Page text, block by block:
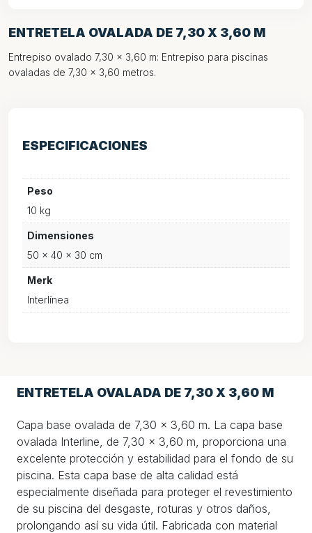
ENTRETELA OVALADA DE 7,30 X 3,60 M
Entrepiso ovalado 7,30 x 3,60 m: Entrepiso para piscinas
ovaladas de 7,30 x 3,60 metros.
ESPECIFICACIONES
Peso
10 kg
Dimensiones
50 × 40 × 30 cm
Merk
Interlínea
ENTRETELA OVALADA DE 7,30 X 3,60 M
Capa base ovalada de 7,30 x 3,60 m. La capa base
ovalada Interline, de 7,30 x 3,60 m, proporciona una
excelente protección y estabilidad para el fondo de su
piscina. Esta capa base de alta calidad está
especialmente diseñada para proteger el revestimiento
de su piscina del desgaste, roturas y otros daños,
prolongando así su vida útil. Fabricada con material